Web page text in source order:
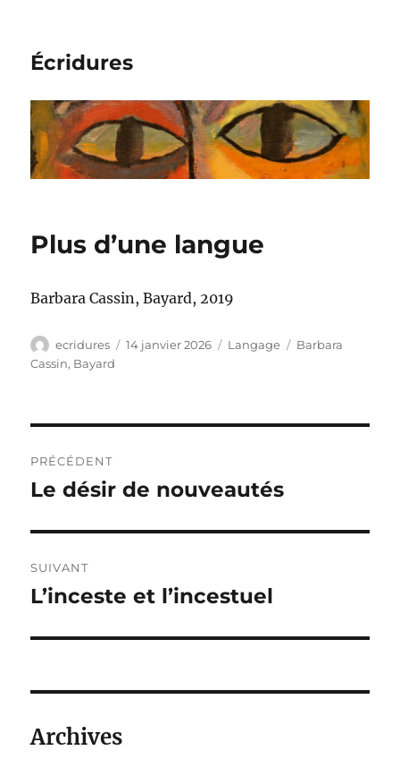
Écridures
Plus d’une langue
Barbara Cassin, Bayard, 2019
Auteur
ecridures
Publié
14 janvier 2026 Catégories
Langage Étiquettes
Barbara
Cassin, Bayard
de
PRÉCÉDENT
Publication
Le désir de nouveautés
SUIVANT
Publication
L’inceste et l’incestuel
Archives